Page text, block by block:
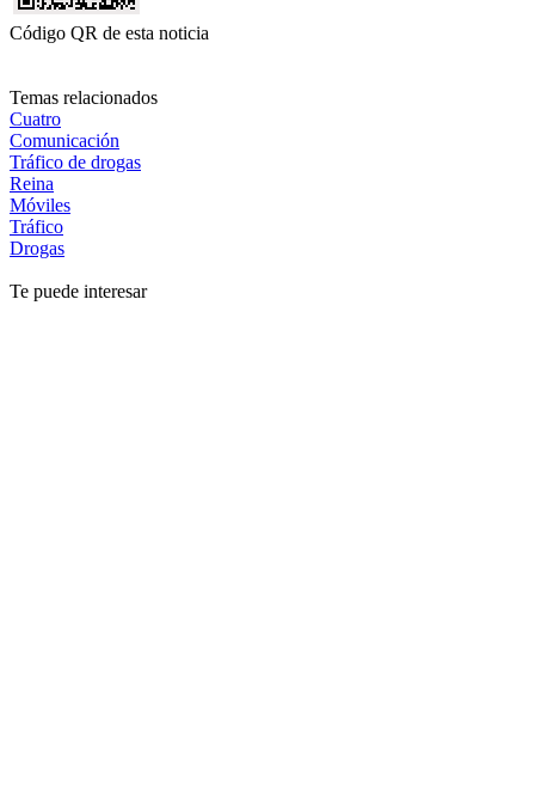
Código QR de esta noticia
Temas relacionados
Cuatro
Comunicación
Tráfico de drogas
Reina
Móviles
Tráfico
Drogas
Te puede interesar